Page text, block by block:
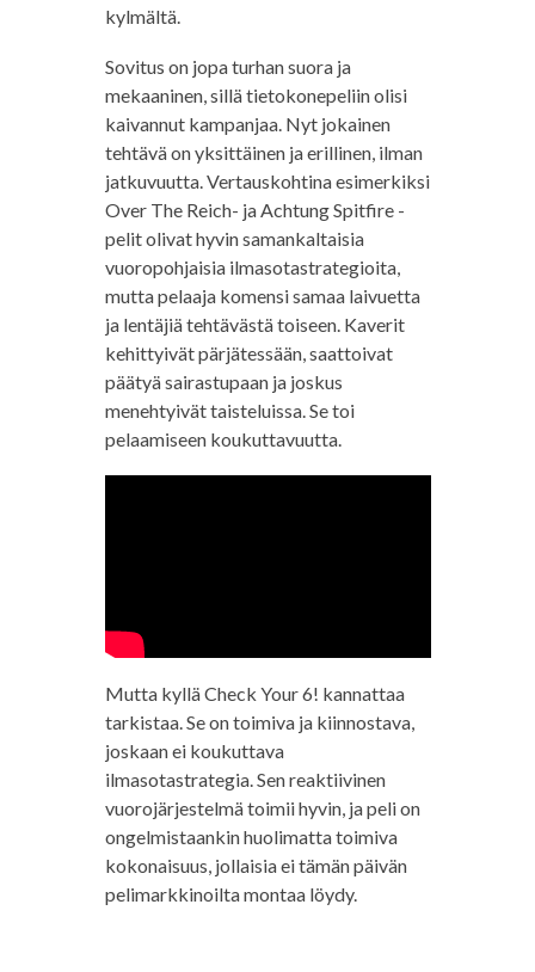
kylmältä.
Sovitus on jopa turhan suora ja
mekaaninen, sillä tietokonepeliin olisi
kaivannut kampanjaa. Nyt jokainen
tehtävä on yksittäinen ja erillinen, ilman
jatkuvuutta. Vertauskohtina esimerkiksi
Over The Reich- ja Achtung Spitfire -
pelit olivat hyvin samankaltaisia
vuoropohjaisia ilmasotastrategioita,
mutta pelaaja komensi samaa laivuetta
ja lentäjiä tehtävästä toiseen. Kaverit
kehittyivät pärjätessään, saattoivat
päätyä sairastupaan ja joskus
menehtyivät taisteluissa. Se toi
pelaamiseen koukuttavuutta.
Mutta kyllä Check Your 6! kannattaa
tarkistaa. Se on toimiva ja kiinnostava,
joskaan ei koukuttava
ilmasotastrategia. Sen reaktiivinen
vuorojärjestelmä toimii hyvin, ja peli on
ongelmistaankin huolimatta toimiva
kokonaisuus, jollaisia ei tämän päivän
pelimarkkinoilta montaa löydy.